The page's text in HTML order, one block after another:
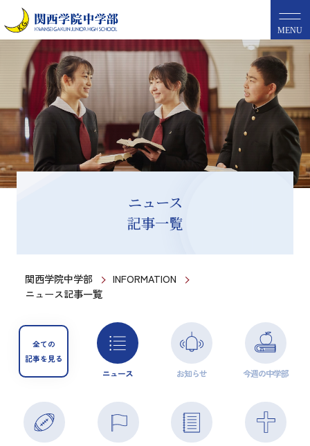
MENU
ニュース
記事一覧
関西学院中学部
INFORMATION
ニュース記事一覧
全ての
記事を見る
ニュース お知らせ 今週の中学部